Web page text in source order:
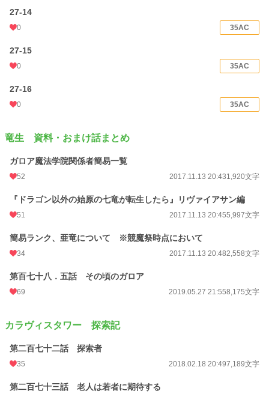
27-14
0 35AC
27-15
0 35AC
27-16
0 35AC
竜生 資料・おまけ話まとめ
ガロア魔法学院関係者簡易一覧
52 2017.11.13 20:431,920文字
『ドラゴン以外の始原の七竜が転生したら』リヴァイアサン編
51 2017.11.13 20:455,997文字
簡易ランク、亜竜について ※競魔祭時点において
34 2017.11.13 20:482,558文字
第百七十八．五話 その頃のガロア
69 2019.05.27 21:558,175文字
カラヴィスタワー 探索記
第二百七十二話 探索者
35 2018.02.18 20:497,189文字
第二百七十三話 老人は若者に期待する